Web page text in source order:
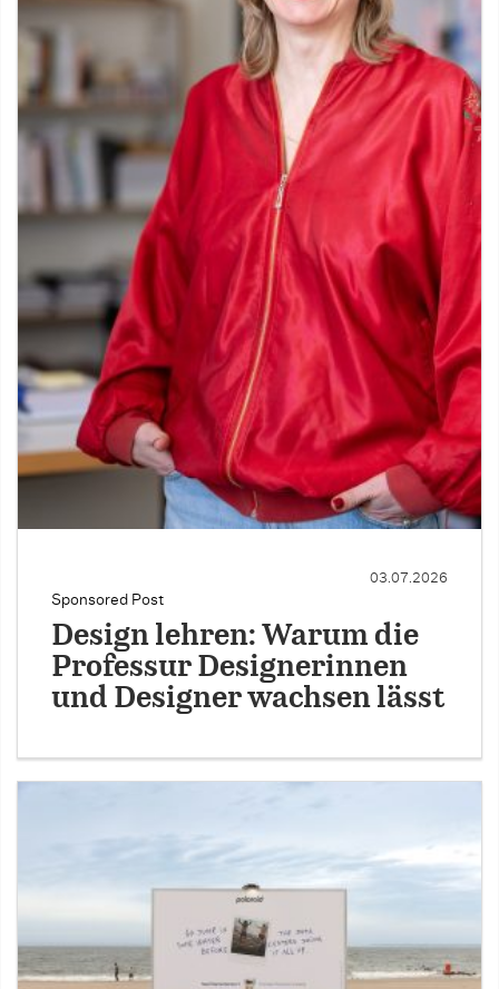
Sponsored Post
03.07.2026
Design lehren: Warum die
Professur Designerinnen
und Designer wachsen lässt